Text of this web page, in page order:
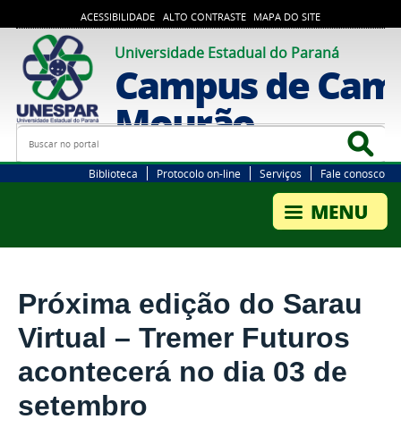
ACESSIBILIDADE ALTO CONTRASTE MAPA DO SITE
Universidade Estadual do Paraná
Campus de
Mourão
Busca
Biblioteca Protocolo on-line Serviços Fale conosco
Próxima edição do Sarau
Virtual – Tremer Futuros
acontecerá no dia 03 de
setembro